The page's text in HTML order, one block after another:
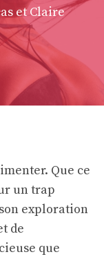
et Claire
Que ce
un trap
exploration
de
que